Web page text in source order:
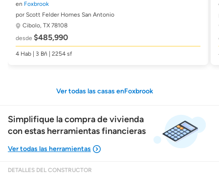
en Foxbrook
por Scott Felder Homes San Antonio
Cibolo, TX 78108
desde $485,990
4 Hab | 3 Bñ | 2254 sf
Ver todas las casas enFoxbrook
Simplifique la compra de vivienda
con estas herramientas financieras
DETALLES DEL CONSTRUCTOR